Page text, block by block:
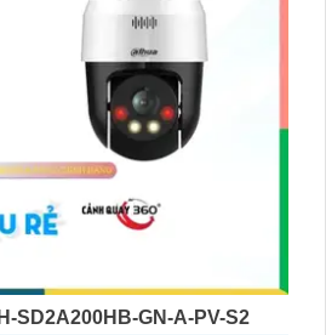
SD2A200HB-GN-A-PV-S2